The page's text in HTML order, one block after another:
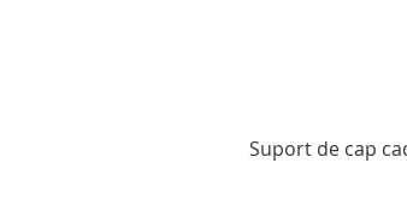
Suport de cap